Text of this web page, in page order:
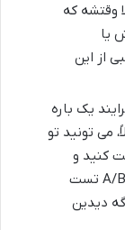
وقتشه که
یا
از این
یک باره
می تونید تو
کنید و
ببینید کدوم بهترین بازدهی رو داره. از ابزارهای A/B تست
دیدین